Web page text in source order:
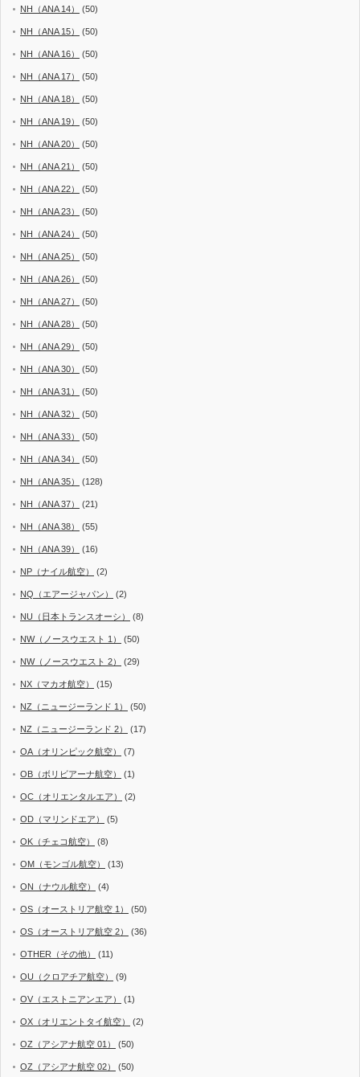
NH（ANA 14） (50)
NH（ANA 15） (50)
NH（ANA 16） (50)
NH（ANA 17） (50)
NH（ANA 18） (50)
NH（ANA 19） (50)
NH（ANA 20） (50)
NH（ANA 21） (50)
NH（ANA 22） (50)
NH（ANA 23） (50)
NH（ANA 24） (50)
NH（ANA 25） (50)
NH（ANA 26） (50)
NH（ANA 27） (50)
NH（ANA 28） (50)
NH（ANA 29） (50)
NH（ANA 30） (50)
NH（ANA 31） (50)
NH（ANA 32） (50)
NH（ANA 33） (50)
NH（ANA 34） (50)
NH（ANA 35） (128)
NH（ANA 37） (21)
NH（ANA 38） (55)
NH（ANA 39） (16)
NP（ナイル航空） (2)
NQ（エアージャパン） (2)
NU（日本トランスオーシ） (8)
NW（ノースウエスト 1） (50)
NW（ノースウエスト 2） (29)
NX（マカオ航空） (15)
NZ（ニュージーランド 1） (50)
NZ（ニュージーランド 2） (17)
OA（オリンピック航空） (7)
OB（ボリビアーナ航空） (1)
OC（オリエンタルエア） (2)
OD（マリンドエア） (5)
OK（チェコ航空） (8)
OM（モンゴル航空） (13)
ON（ナウル航空） (4)
OS（オーストリア航空 1） (50)
OS（オーストリア航空 2） (36)
OTHER（その他） (11)
OU（クロアチア航空） (9)
OV（エストニアンエア） (1)
OX（オリエントタイ航空） (2)
OZ（アシアナ航空 01） (50)
OZ（アシアナ航空 02） (50)